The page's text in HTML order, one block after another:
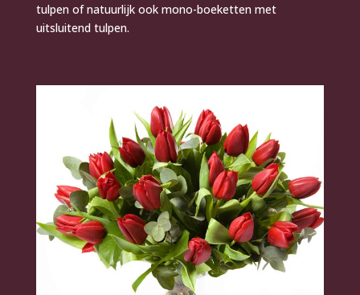
tulpen of natuurlijk ook mono-boeketten met
uitsluitend tulpen.